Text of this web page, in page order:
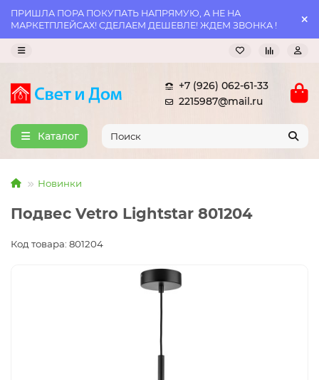
ПРИШЛА ПОРА ПОКУПАТЬ НАПРЯМУЮ, А НЕ НА
МАРКЕТПЛЕЙСАХ! СДЕЛАЕМ ДЕШЕВЛЕ! ЖДЕМ ЗВОНКА !
+7 (926) 062-61-33
2215987@mail.ru
Каталог
Новинки
Подвес Vetro Lightstar 801204
Код товара: 801204